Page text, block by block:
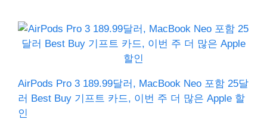
AirPods Pro 3 189.99달러, MacBook Neo 포함 25달
러 Best Buy 기프트 카드, 이번 주 더 많은 Apple 할
인